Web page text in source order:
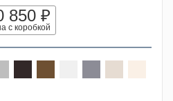
850 ₽
с коробкой